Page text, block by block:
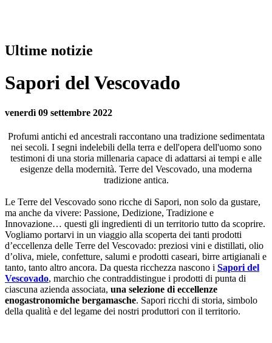
Ultime notizie
Sapori del Vescovado
venerdì 09 settembre 2022
Profumi antichi ed ancestrali raccontano una tradizione sedimentata
nei secoli. I segni indelebili della terra e dell'opera dell'uomo sono
testimoni di una storia millenaria capace di adattarsi ai tempi e alle
esigenze della modernità. Terre del Vescovado, una moderna
tradizione antica.
Le Terre del Vescovado sono ricche di Sapori, non solo da gustare,
ma anche da vivere: Passione, Dedizione, Tradizione e
Innovazione… questi gli ingredienti di un territorio tutto da scoprire.
Vogliamo portarvi in un viaggio alla scoperta dei tanti prodotti
d’eccellenza delle Terre del Vescovado: preziosi vini e distillati, olio
d’oliva, miele, confetture, salumi e prodotti caseari, birre artigianali e
tanto, tanto altro ancora. Da questa ricchezza nascono i Sapori del
Vescovado, marchio che contraddistingue i prodotti di punta di
ciascuna azienda associata, una selezione di eccellenze
enogastronomiche bergamasche. Sapori ricchi di storia, simbolo
della qualità e del legame dei nostri produttori con il territorio.